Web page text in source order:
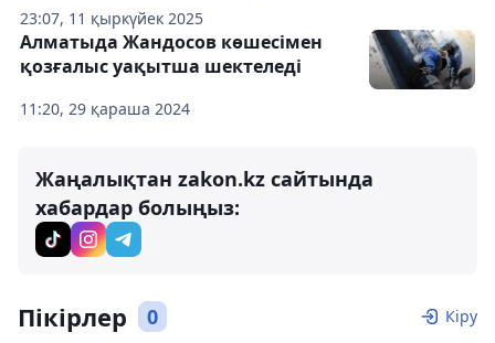
23:07, 11 қыркүйек 2025
11:20, 29 қараша 2024
Алматыда Жандосов көшесімен
қозғалыс уақытша шектеледі
Жаңалықтан zakon.kz сайтында
хабардар болыңыз:
Пікірлер 0 Кіру